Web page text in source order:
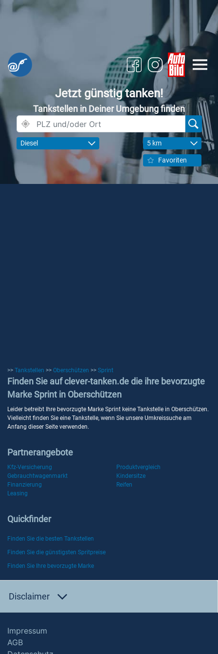
Jetzt günstig tanken!
Tankstellen in Deiner Umgebung finden
Diesel 5 km
Favoriten
>> Tankstellen >> Oberschützen >> Sprint
Finden Sie auf clever-tanken.de die ihre bevorzugte
Marke Sprint in Oberschützen
Leider betreibt Ihre bevorzugte Marke Sprint keine Tankstelle in Oberschützen.
Vielleicht finden Sie eine Tankstelle, wenn Sie unsere Umkreissuche am
Anfang dieser Seite verwenden.
Partnerangebote
Kfz-Versicherung
Produktvergleich
Gebrauchtwagenmarkt
Kindersitze
Finanzierung
Reifen
Leasing
Quickfinder
Finden Sie die besten Tankstellen
Finden Sie die günstigsten Spritpreise
Finden Sie Ihre bevorzugte Marke
Disclaimer
Impressum
AGB